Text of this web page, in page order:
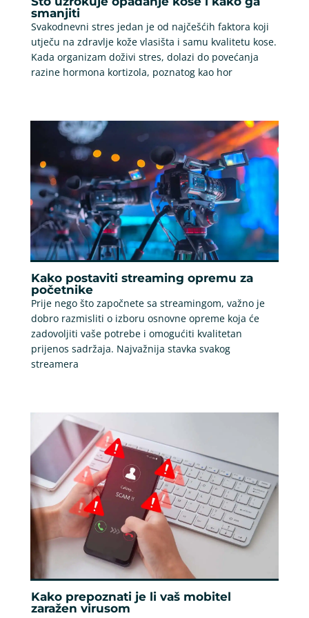
smanjiti
Svakodnevni stres jedan je od najčešćih faktora koji
utječu na zdravlje kože vlasišta i samu kvalitetu kose.
Kada organizam doživi stres, dolazi do povećanja
razine hormona kortizola, poznatog kao hor
Kako postaviti streaming opremu za
početnike
Prije nego što započnete sa streamingom, važno je
dobro razmisliti o izboru osnovne opreme koja će
zadovoljiti vaše potrebe i omogućiti kvalitetan
prijenos sadržaja. Najvažnija stavka svakog
streamera
Kako prepoznati je li vaš mobitel
zaražen virusom